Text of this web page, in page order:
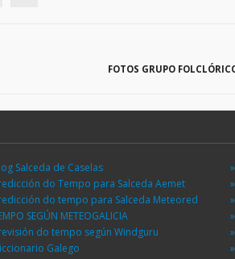
FOTOS GRUPO
Salceda de Caselas
do Tempo para Salceda Aemet
do tempo para Salceda Meteored
SEGÚN METEOGALICIA
do tempo según Windguru
Galego